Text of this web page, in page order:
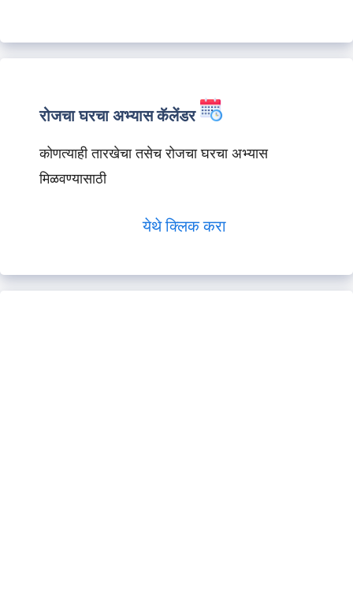
रोजचा घरचा अभ्यास कॅलेंडर
कोणत्याही तारखेचा तसेच रोजचा घरचा अभ्यास
मिळवण्यासाठी
येथे क्लिक करा